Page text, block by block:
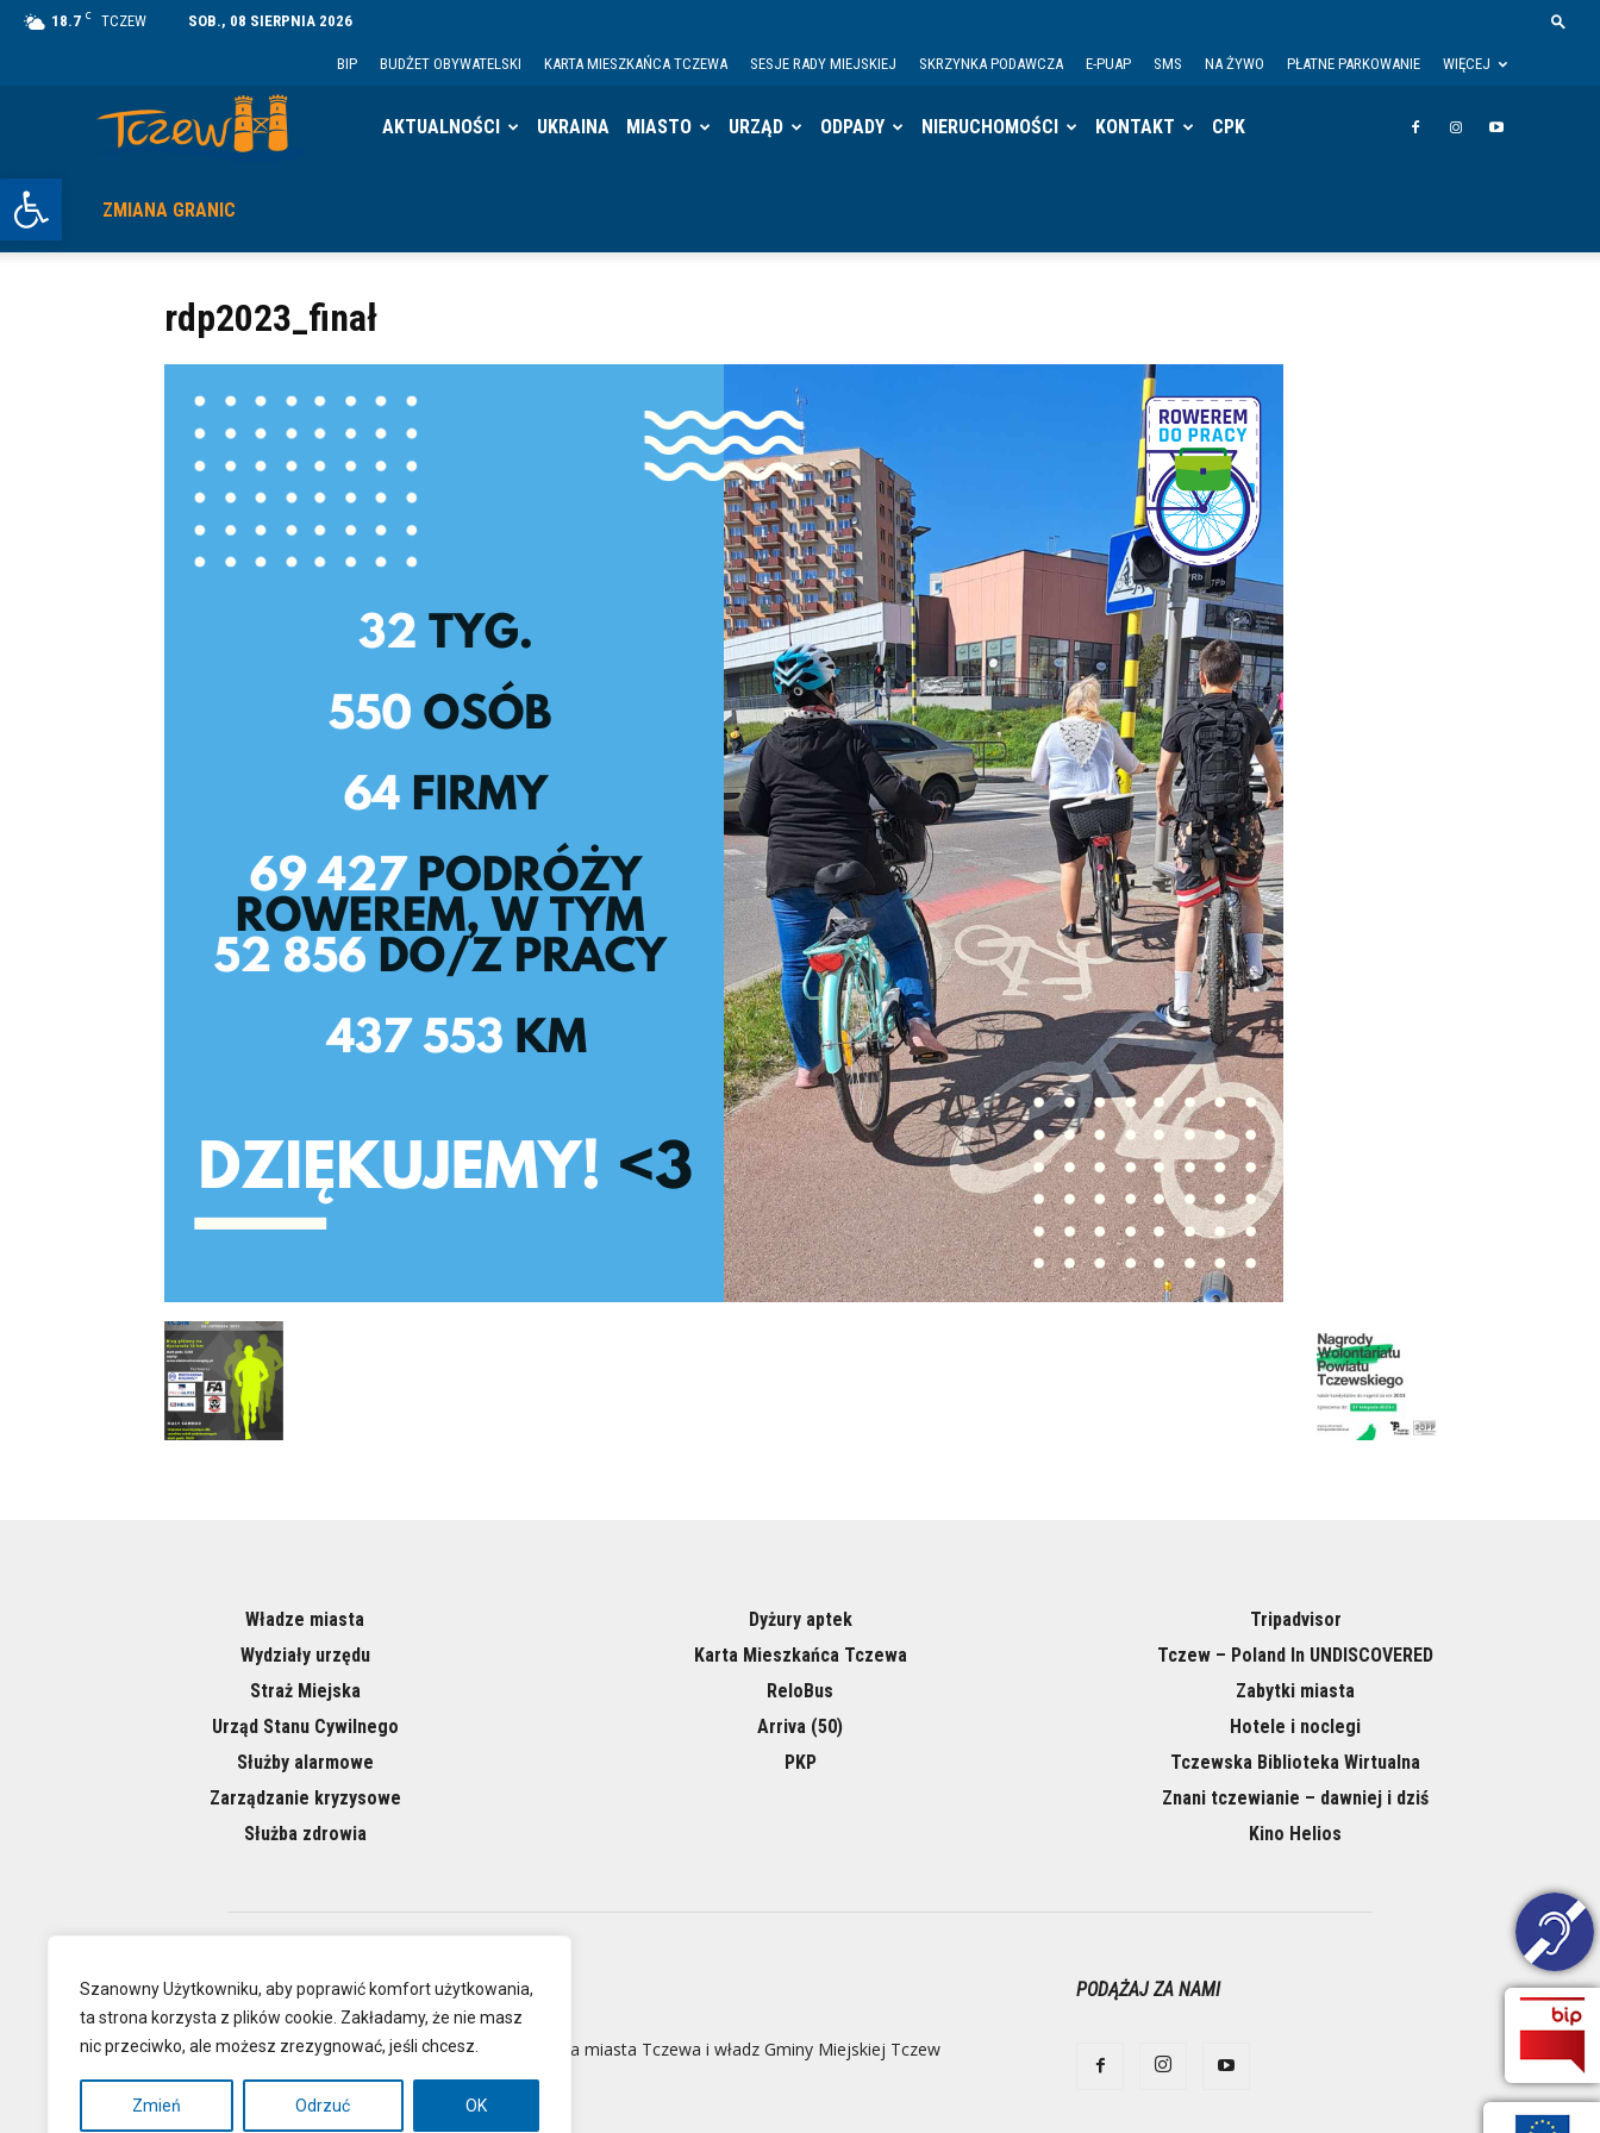
Otwórz pasek narzędzi
Szanowny Użytkowniku, aby poprawić komfort użytkowania,
ta strona korzysta z plików cookie. Zakładamy, że nie masz
nic przeciwko, ale możesz zrezygnować, jeśli chcesz.
Zmień Odrzuć OK
18.7 C TCZEW SOB., 08 SIERPNIA 2026
BIP BUDŻET OBYWATELSKI KARTA MIESZKAŃCA TCZEWA SESJE RADY MIEJSKIEJ SKRZYNKA PODAWCZA E-PUAP SMS NA ŻYWO PŁATNE PARKOWANIE WIĘCEJ
AKTUALNOŚCI UKRAINA MIASTO URZĄD ODPADY NIERUCHOMOŚCI KONTAKT CPK
ZMIANA GRANIC
rdp2023_finał
Władze miasta
Wydziały urzędu
Straż Miejska
Urząd Stanu Cywilnego
Służby alarmowe
Zarządzanie kryzysowe
Służba zdrowia
Dyżury aptek
Karta Mieszkańca Tczewa
ReloBus
Arriva (50)
PKP
Tripadvisor
Tczew – Poland In UNDISCOVERED
Zabytki miasta
Hotele i noclegi
Tczewska Biblioteka Wirtualna
Znani tczewianie – dawniej i dziś
Kino Helios
O NAS
Oficjalna strona miasta Tczewa i władz Gminy Miejskiej Tczew
PODĄŻAJ ZA NAMI